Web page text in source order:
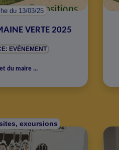
du 13/03/25
VERTE 2025
EVÉNEMENT
du maire ...
excursions